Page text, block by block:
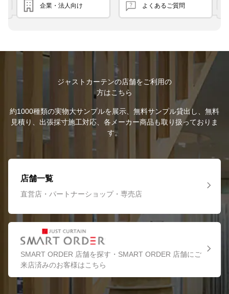
企業・法人向け よくあるご質問
ジャストカーテンの店舗をご利用の
方はこちら
約1000種類の実物大サンプルを展示、無料サンプル貸出し、無料
見積り、出張採寸施工対応、各メーカー商品も取り扱っておりま
す。
店舗一覧
直営店・パートナーショップ・専売店
SMART ORDER 店舗を探す・SMART ORDER 店舗にご
来店済みのお客様はこちら